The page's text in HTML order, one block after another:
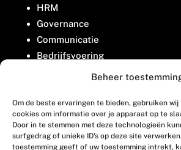
Beheer
Om de beste ervaringen te bieden, gebruiken
cookies om informatie over je apparaat op te
Door in te stemmen met deze technologieën
surfgedrag of unieke ID's op deze site
toestemming geeft of uw toestemming intrekt,
HRM
Governance
Communicatie
Bedrijfsvoering
Belangenbehartiging
Contact
Houttuinlaan 8